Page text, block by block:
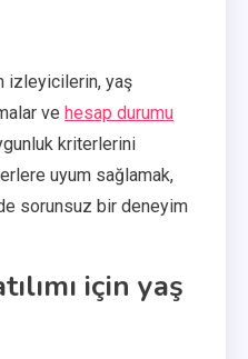
izleyicilerin, yaş
ve hesap durumu
kriterlerini
uyum sağlamak,
sorunsuz bir deneyim
için yaş